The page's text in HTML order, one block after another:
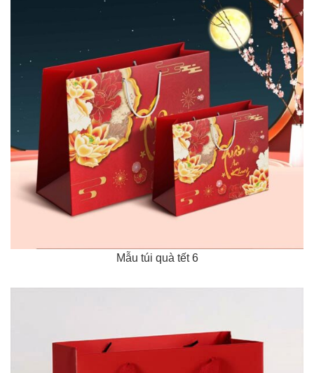
Mẫu túi quà tết 6